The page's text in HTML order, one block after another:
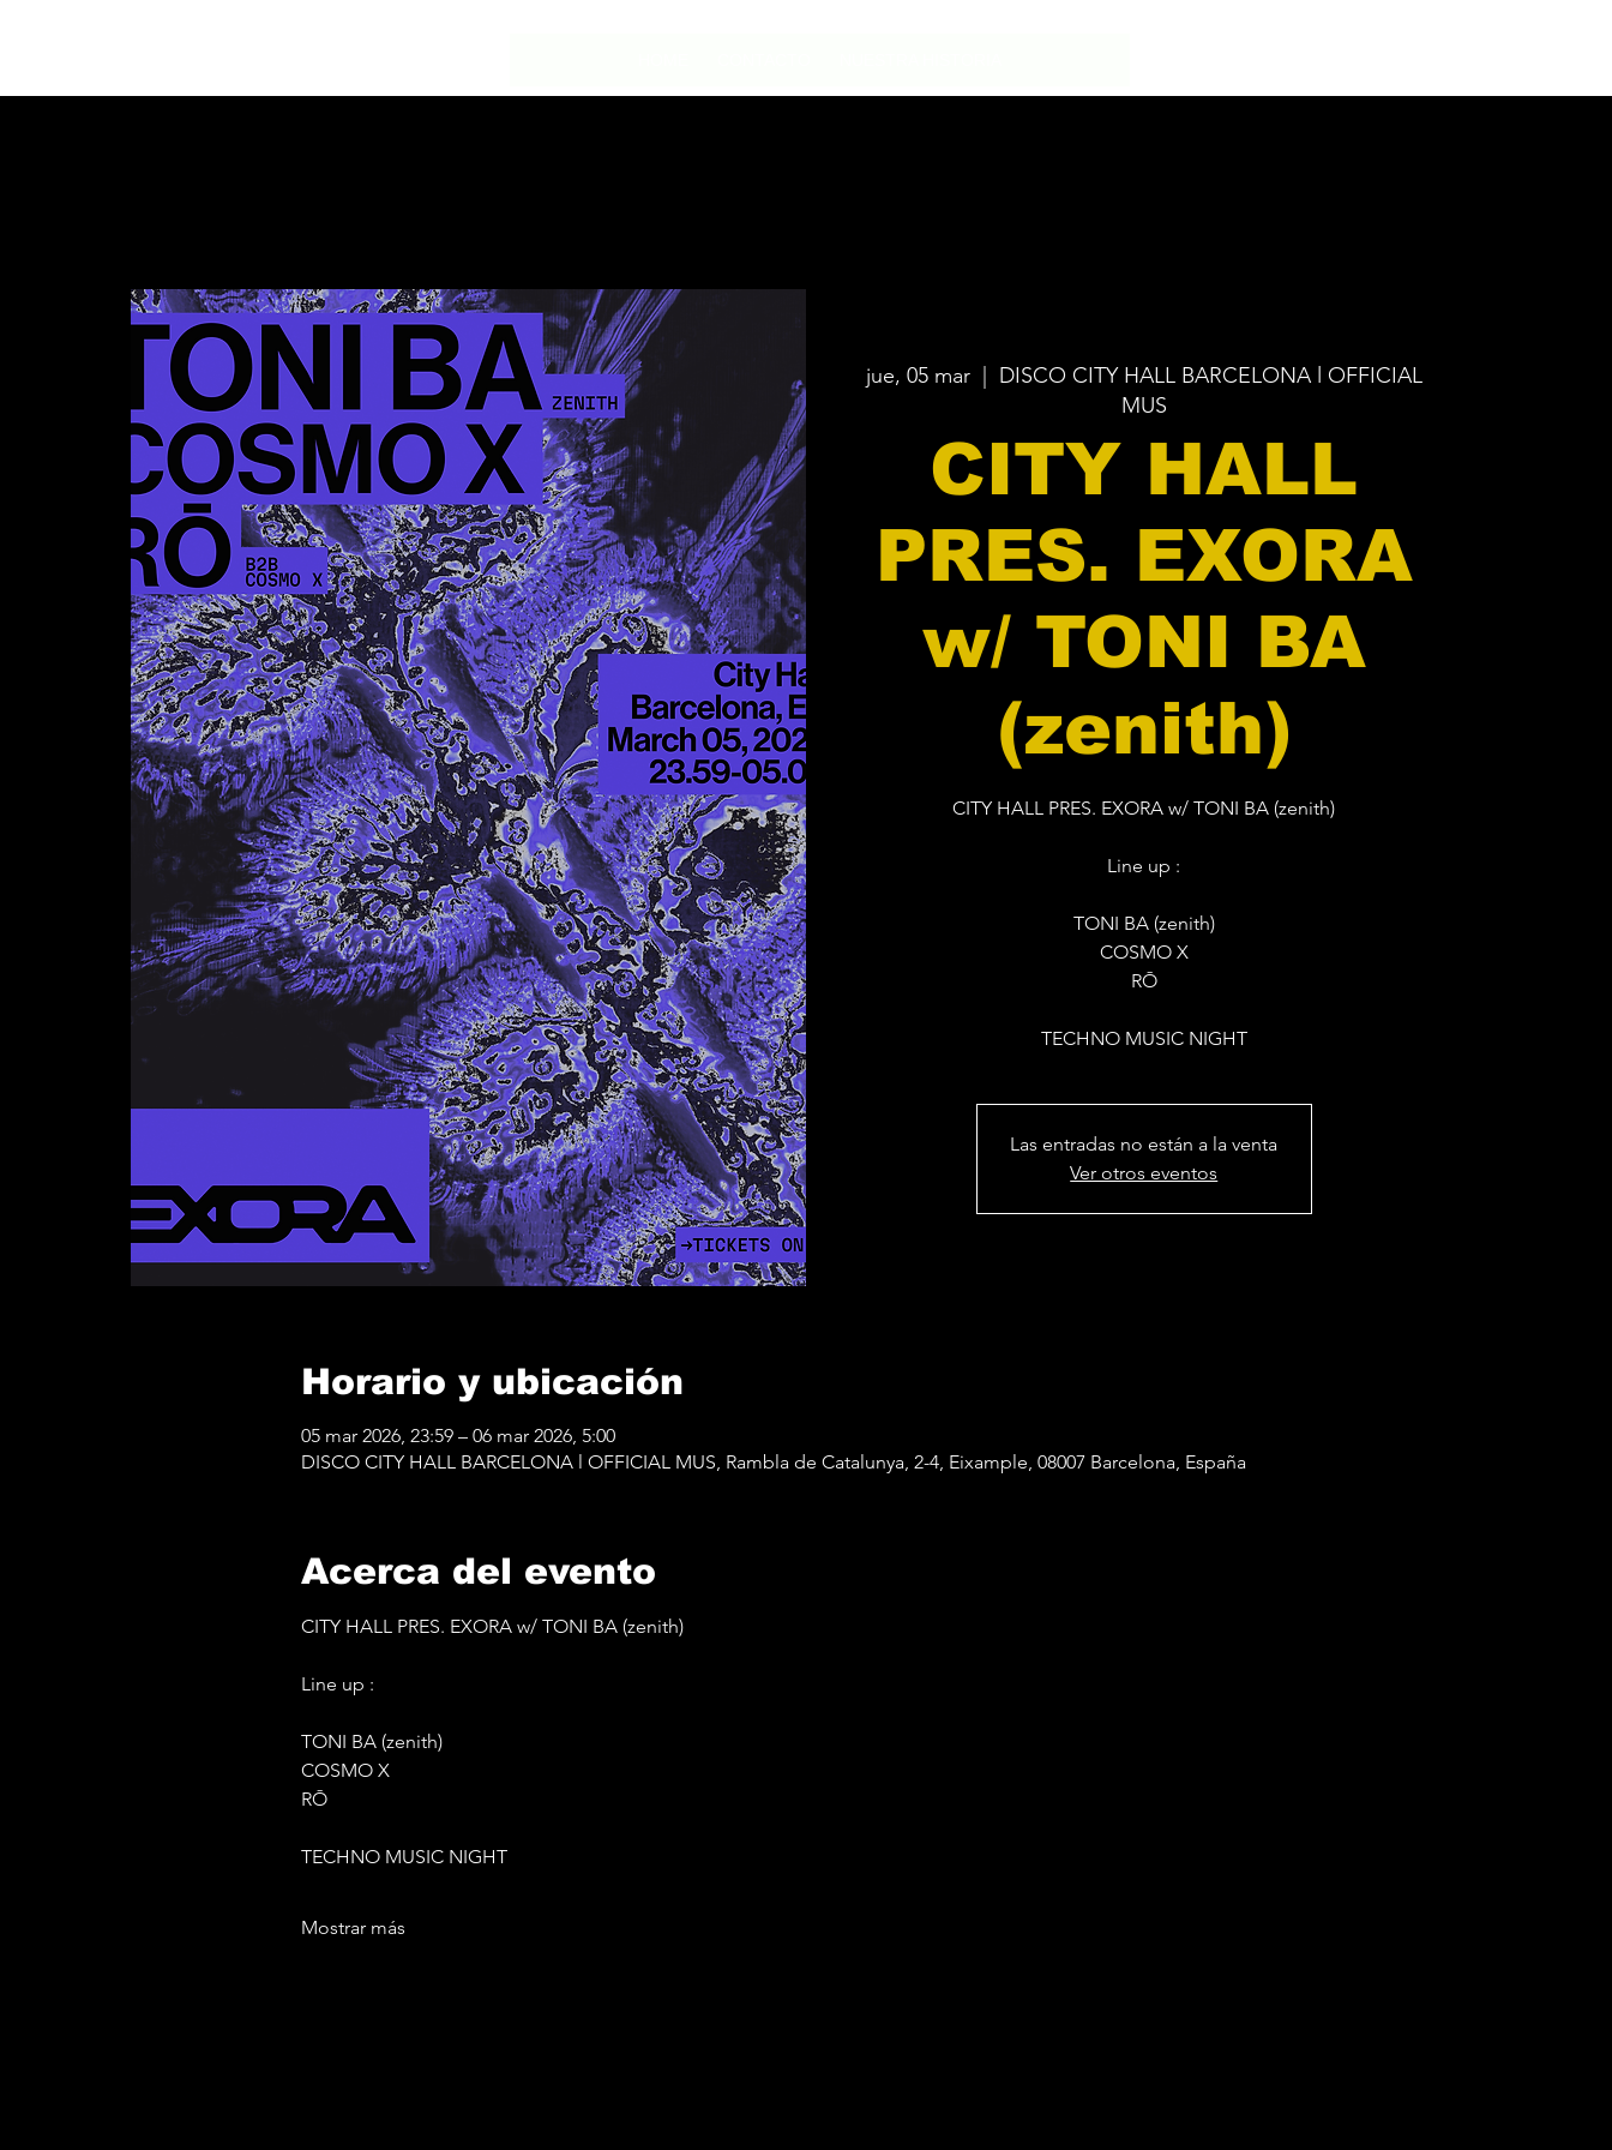
jue, 05 mar
  |
DISCO CITY HALL BARCELONA l OFFICIAL
MUS
CITY HALL
PRES. EXORA
w/ TONI BA
(zenith)
CITY HALL PRES. EXORA w/ TONI BA (zenith)
Line up :
TONI BA (zenith)
COSMO X
RŌ
TECHNO MUSIC NIGHT
Las entradas no están a la venta
Ver otros eventos
Horario y ubicación
05 mar 2026, 23:59 – 06 mar 2026, 5:00
DISCO CITY HALL BARCELONA l OFFICIAL MUS, Rambla de Catalunya, 2-4, Eixample, 08007 Barcelona, España
Acerca del evento
CITY HALL PRES. EXORA w/ TONI BA (zenith)
Line up :
TONI BA (zenith)
COSMO X
RŌ
TECHNO MUSIC NIGHT
Mostrar más